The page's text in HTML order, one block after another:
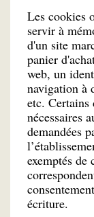
Les cookies
servir à
d'un site
panier
web, un
navigation à
etc. Certains
nécessaires
demandées
exemptés de
écriture.